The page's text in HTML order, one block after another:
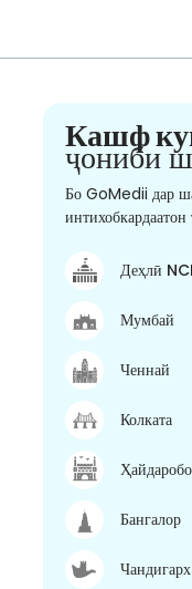
Кашф
ҷониби
Бо GoMedii дар
интихобкардаатон
Деҳлӣ
Мумбай
Ченнай
Колката
Бангалор
Чандигарх